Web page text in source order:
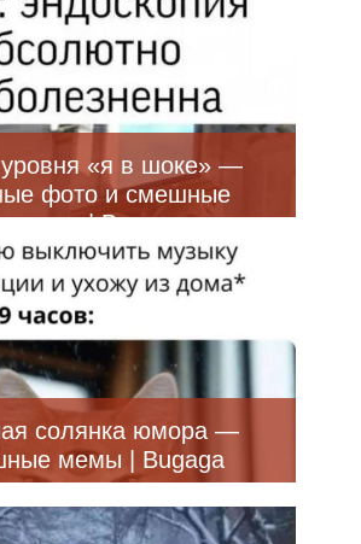
«я в шоке» —
фото и смешные
| Bugaga
солянка юмора —
мемы | Bugaga